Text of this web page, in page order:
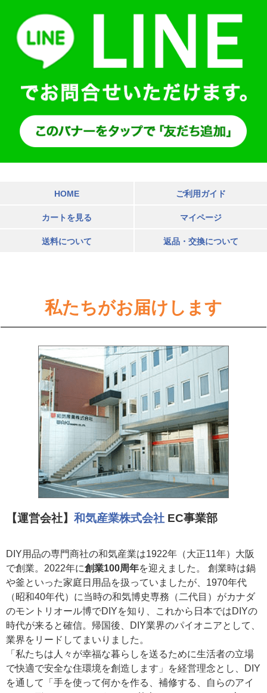
HOME ご利用ガイド
カートを見る マイページ
送料について 返品・交換について
私たちがお届けします
【運営会社】 和気産業株式会社 EC事業部
DIY用品の専門商社の和気産業は1922年（大正11年）大阪
で創業。2022年に創業100周年を迎えました。 創業時は鍋
や釜といった家庭日用品を扱っていましたが、1970年代
（昭和40年代）に当時の和気博史専務（二代目）がカナダ
のモントリオール博でDIYを知り、これから日本ではDIYの
時代が来ると確信。帰国後、DIY業界のパイオニアとして、
業界をリードしてまいりました。
「私たちは人々が幸福な暮らしを送るために生活者の立場
で快適で安全な住環境を創造します」を経営理念とし、DIY
を通して「手を使って何かを作る、補修する、自らのアイ